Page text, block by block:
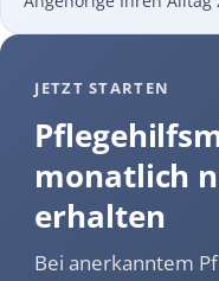
JETZT STARTEN
monatlich
erhalten
Bei anerkanntem